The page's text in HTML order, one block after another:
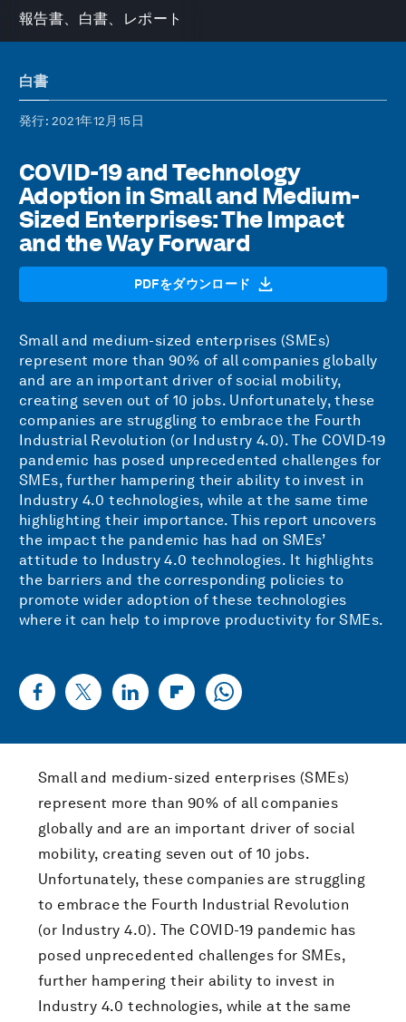
報告書、白書、レポート
白書
発行: 2021年12月15日
COVID-19 and Technology
Adoption in Small and Medium-
Sized Enterprises: The Impact
and the Way Forward
PDFをダウンロード
Small and medium-sized enterprises (SMEs)
represent more than 90% of all companies globally
and are an important driver of social mobility,
creating seven out of 10 jobs. Unfortunately, these
companies are struggling to embrace the Fourth
Industrial Revolution (or Industry 4.0). The COVID-19
pandemic has posed unprecedented challenges for
SMEs, further hampering their ability to invest in
Industry 4.0 technologies, while at the same time
highlighting their importance. This report uncovers
the impact the pandemic has had on SMEs’
attitude to Industry 4.0 technologies. It highlights
the barriers and the corresponding policies to
promote wider adoption of these technologies
where it can help to improve productivity for SMEs.
Small and medium-sized enterprises (SMEs)
represent more than 90% of all companies
globally and are an important driver of social
mobility, creating seven out of 10 jobs.
Unfortunately, these companies are struggling
to embrace the Fourth Industrial Revolution
(or Industry 4.0). The COVID-19 pandemic has
posed unprecedented challenges for SMEs,
further hampering their ability to invest in
Industry 4.0 technologies, while at the same